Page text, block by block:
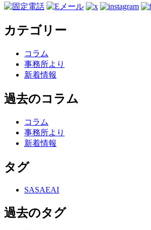
カテゴリー
コラム
事務所より
新着情報
過去のコラム
コラム
事務所より
新着情報
タグ
SASAEAI
過去のタグ